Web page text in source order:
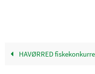
HAVØRRED